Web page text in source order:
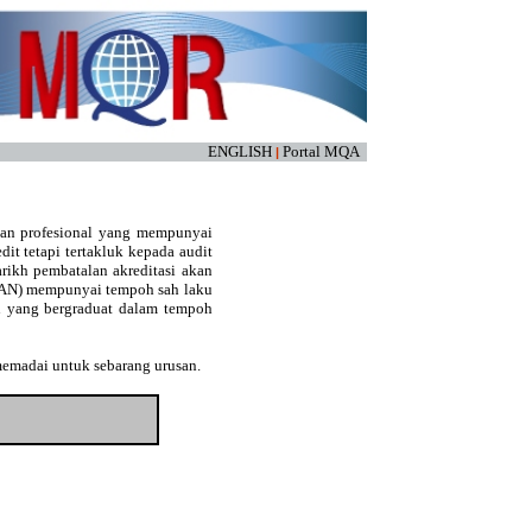
ENGLISH | Portal MQA
profesional yang mempunyai
tetapi tertakluk kepada audit
pembatalan akreditasi akan
mempunyai tempoh sah laku
bergraduat dalam tempoh
untuk sebarang urusan.